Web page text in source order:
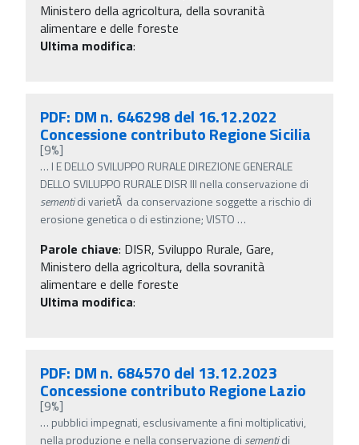
Ministero della agricoltura, della sovranità
alimentare e delle foreste
Ultima modifica:
PDF: DM n. 646298 del 16.12.2022
Concessione contributo Regione Sicilia
[9%]
… I E DELLO SVILUPPO RURALE DIREZIONE GENERALE
DELLO SVILUPPO RURALE DISR III nella conservazione di
sementidi varietÃ da conservazione soggette a rischio di
erosione genetica o di estinzione; VISTO …
Parole chiave: DISR, Sviluppo Rurale, Gare,
Ministero della agricoltura, della sovranità
alimentare e delle foreste
Ultima modifica:
PDF: DM n. 684570 del 13.12.2023
Concessione contributo Regione Lazio
[9%]
… pubblici impegnati, esclusivamente a fini moltiplicativi,
nella produzione e nella conservazione di sementidi